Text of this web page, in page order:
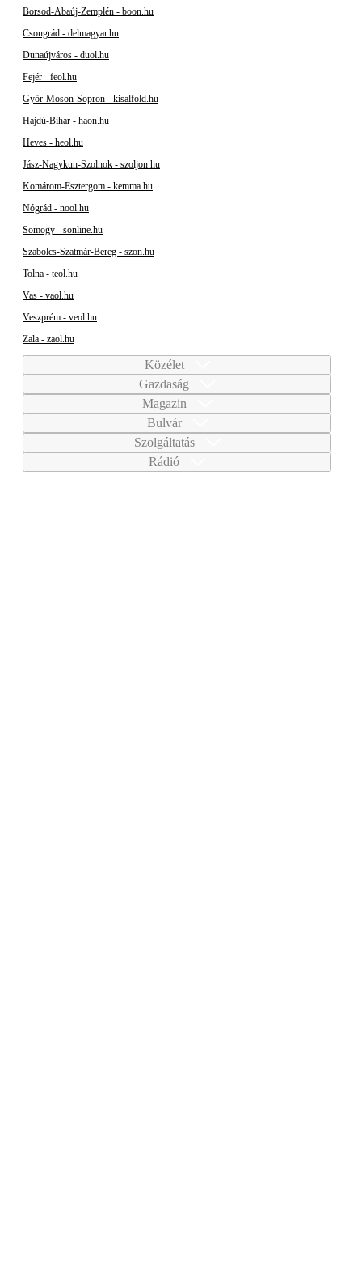
Borsod-Abaúj-Zemplén - boon.hu
Csongrád - delmagyar.hu
Dunaújváros - duol.hu
Fejér - feol.hu
Győr-Moson-Sopron - kisalfold.hu
Hajdú-Bihar - haon.hu
Heves - heol.hu
Jász-Nagykun-Szolnok - szoljon.hu
Komárom-Esztergom - kemma.hu
Nógrád - nool.hu
Somogy - sonline.hu
Szabolcs-Szatmár-Bereg - szon.hu
Tolna - teol.hu
Vas - vaol.hu
Veszprém - veol.hu
Zala - zaol.hu
Közélet
Gazdaság
Magazin
Bulvár
Szolgáltatás
Rádió